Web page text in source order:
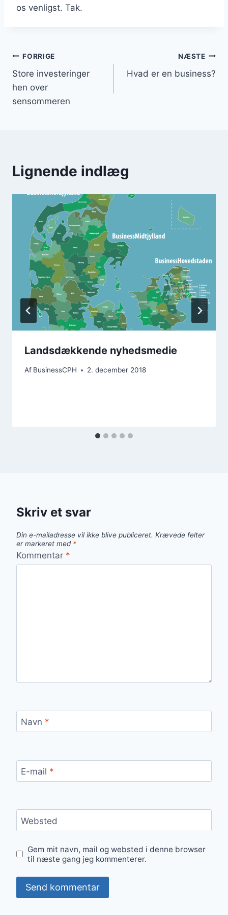
os venligst. Tak.
Indlægsnavigation
FORRIGE
Store investeringer
hen over
sensommeren
NÆSTE
Hvad er en business?
Lignende indlæg
Landsdækkende nyhedsmedie
Af BusinessCPH 2. december 2018
Skriv et svar
Din e-mailadresse vil ikke blive publiceret. Krævede felter
er markeret med *
Kommentar *
Navn *
E-mail *
Websted
Gem mit navn, mail og websted i denne browser
til næste gang jeg kommenterer.